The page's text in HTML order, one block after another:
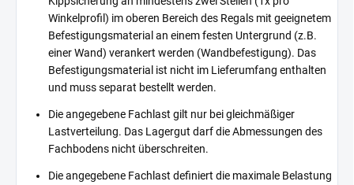
Winkelprofil) im oberen Bereich des Regals mit geeignetem
Befestigungsmaterial an einem festen Untergrund (z.B.
einer Wand) verankert werden (Wandbefestigung). Das
Befestigungsmaterial ist nicht im Lieferumfang enthalten
und muss separat bestellt werden.
Die angegebene Fachlast gilt nur bei gleichmäßiger
Lastverteilung. Das Lagergut darf die Abmessungen des
Fachbodens nicht überschreiten.
Die angegebene Fachlast definiert die maximale Belastung